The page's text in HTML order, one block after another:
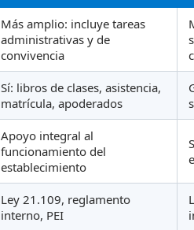
Más amplio: incluye tareas
administrativas y de
convivencia
Sí: libros de clases, asistencia,
matrícula, apoderados
Apoyo integral al
funcionamiento del
establecimiento
Ley 21.109, reglamento
interno, PEI